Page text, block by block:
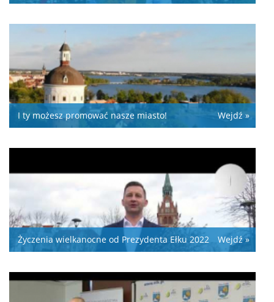
I ty możesz promować nasze miasto! Wejdź »
Życzenia wielkanocne od Prezydenta Ełku 2022 Wejdź »